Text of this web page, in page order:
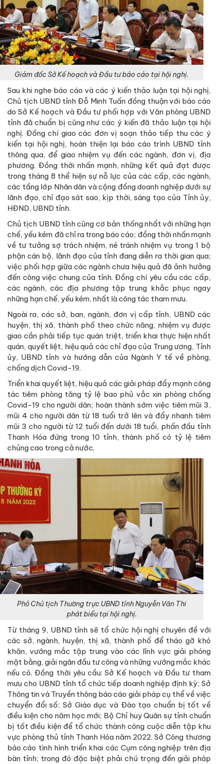
Giám đốc Sở Kế hoạch và Đầu tư báo cáo tại hội nghị.
Sau khi nghe báo cáo và các ý kiến thảo luận tại hội nghị,
Chủ tịch UBND tỉnh Đỗ Minh Tuấn đồng thuận với báo cáo
do Sở Kế hoạch và Đầu tư phối hợp với Văn phòng UBND
tỉnh đã chuẩn bị cũng như các ý kiến đã thảo luận tại hội
nghị. Đồng chí giao các đơn vị soạn thảo tiếp thu các ý
kiến tại hội nghị, hoàn thiện lại báo cáo trình UBND tỉnh
thông qua, để giao nhiệm vụ đến các ngành, đơn vị, địa
phương. Đồng thời nhấn mạnh, những kết quả đạt được
trong tháng 8 thể hiện sự nỗ lực của các cấp, các ngành,
các tầng lớp Nhân dân và cộng đồng doanh nghiệp dưới sự
lãnh đạo, chỉ đạo sát sao, kịp thời, sáng tạo của Tỉnh ủy,
HĐND, UBND tỉnh.
Chủ tịch UBND tỉnh cũng cơ bản thống nhất với những hạn
chế, yếu kém đã chỉ ra trong báo cáo; đồng thời nhấn mạnh
về tư tưởng sợ trách nhiệm, né tránh nhiệm vụ trong 1 bộ
phận cán bộ, lãnh đạo của tỉnh đang diễn ra thời gian qua;
việc phối hợp giữa các ngành chưa hiệu quả đã ảnh hưởng
đến công việc chung của tỉnh. Đồng chí yêu cầu các cấp,
các ngành, các địa phương tập trung khắc phục ngay
những hạn chế, yếu kém, nhất là công tác tham mưu.
Ngoài ra, các sở, ban, ngành, đơn vị cấp tỉnh, UBND các
huyện, thị xã, thành phố theo chức năng, nhiệm vụ được
giao cần phải tiếp tục quán triệt, triển khai thực hiện nhất
quán, quyết liệt, hiệu quả các chỉ đạo của Trung ương, Tỉnh
ủy, UBND tỉnh và hướng dẫn của Ngành Y tế về phòng,
chống dịch Covid-19.
Triển khai quyết liệt, hiệu quả các giải pháp đẩy mạnh công
tác tiêm phòng tăng tỷ lệ bao phủ vắc xin phòng chống
Covid-19 cho người dân; hoàn thành sớm việc tiêm mũi 3,
mũi 4 cho người dân từ 18 tuổi trở lên và đẩy nhanh tiêm
mũi 3 cho người từ 12 tuổi đến dưới 18 tuổi, phấn đấu tỉnh
Thanh Hóa đứng trong 10 tỉnh, thành phố có tỷ lệ tiêm
chủng cao trong cả nước.
Phó Chủ tịch Thường trực UBND tỉnh Nguyễn Văn Thi
phát biểu tại hội nghị.
Từ tháng 9, UBND tỉnh sẽ tổ chức hội nghị chuyên đề với
các sở, ngành, huyện, thị xã, thành phố để tháo gỡ khó
khăn, vướng mắc tập trung vào các lĩnh vực giải phóng
mặt bằng, giải ngân đầu tư công và những vướng mắc khác
nếu có. Đồng thời yêu cầu: Sở Kế hoạch và Đầu tư tham
mưu cho UBND tỉnh tổ chức tiếp doanh nghiệp định kỳ; Sở
Thông tin và Truyền thông báo cáo giải pháp cụ thể về việc
chuyển đổi số; Sở Giáo dục và Đào tạo chuẩn bị tốt về
điều kiện cho năm học mới; Bộ Chỉ huy Quân sự tỉnh chuẩn
bị tốt điều kiện để tổ chức thành công cuộc diễn tập khu
vực phòng thủ tỉnh Thanh Hóa năm 2022. Sở Công thương
báo cáo tình hình triển khai các Cụm công nghiệp trên địa
bàn tỉnh; trong đó đặc biệt phải chú trọng đến giải pháp